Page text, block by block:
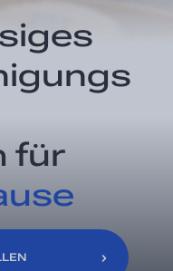
für